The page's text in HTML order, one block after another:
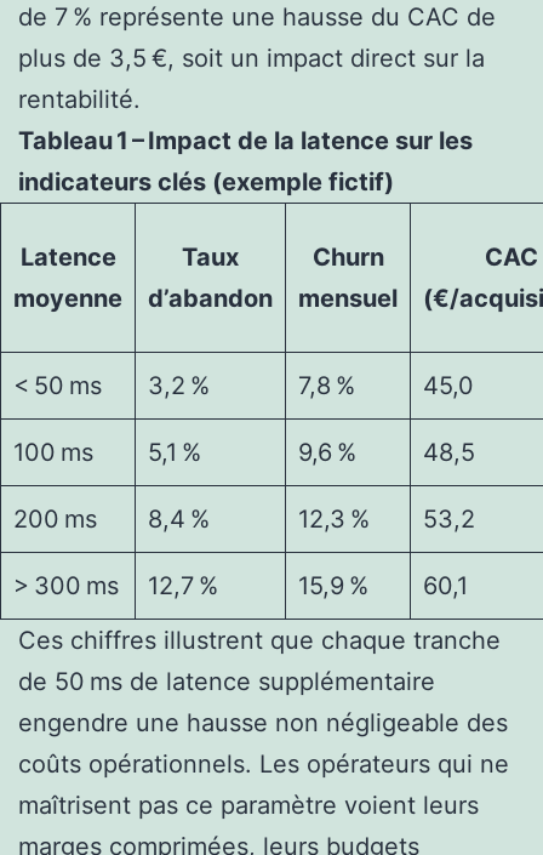
de 7 % représente une hausse du CAC de
plus de 3,5 €, soit un impact direct sur la
rentabilité.
Tableau 1 – Impact de la latence sur les
indicateurs clés (exemple fictif)
Latence
moyenne
Taux
d’abandon
Churn
mensuel
CAC
(€/
< 50 ms 3,2 % 7,8 % 45,0
100 ms 5,1 % 9,6 % 48,5
200 ms 8,4 % 12,3 % 53,2
> 300 ms 12,7 % 15,9 %
60,1
Ces chiffres illustrent que chaque tranche
de 50 ms de latence supplémentaire
engendre une hausse non négligeable des
coûts opérationnels. Les opérateurs qui ne
maîtrisent pas ce paramètre voient leurs
marges comprimées, leurs budgets